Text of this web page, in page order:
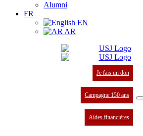
Alumni
FR
EN
AR
Je fais un don
Campagne 150 ans
Aides financières